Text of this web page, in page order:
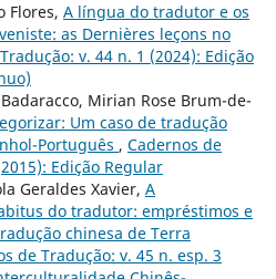
Flores, A língua do tradutor e os
as Dernières leçons no
v. 44 n. 1 (2024): Edição
Mirian Rose Brum-de-
Um caso de tradução
Português , Cadernos de
Edição Regular
Geraldes Xavier, A
do tradutor: empréstimos e
chinesa de Terra
de Tradução: v. 45 n. esp. 3